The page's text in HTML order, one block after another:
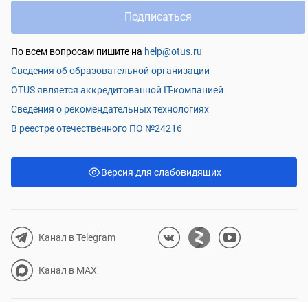
Канал в Telegram
Канал в MAX
Подписаться
По всем вопросам пишите на help@otus.ru
Сведения об образовательной организации
OTUS является аккредитованной IT-компанией
Сведения о рекомендательных технологиях
В реестре отечественного ПО №24216
Версия для слабовидящих